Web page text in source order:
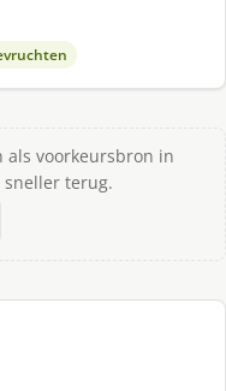
als voorkeursbron in
terug.